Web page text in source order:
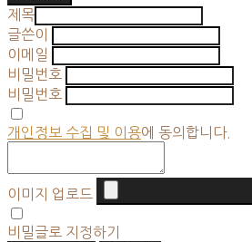
제목
글쓴이
이메일
비밀번호
비밀번호
개인정보 수집 및 이용에 동의합니다.
이미지 업로드
비밀글로 지정하기